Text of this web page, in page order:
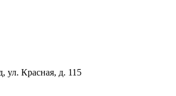
ул. Красная, д. 115